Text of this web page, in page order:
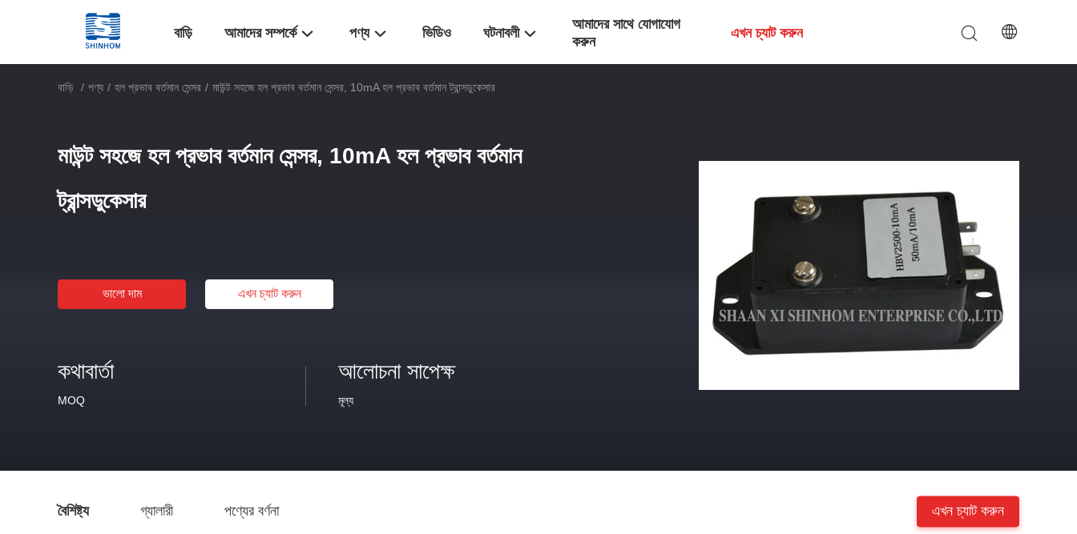
বাড়ি আমাদের সম্পর্কে পণ্য ভিডিও ঘটনাবলী
আমাদের সাথে যোগাযোগ
করুন
এখন চ্যাট করুন
বাড়ি / পণ্য / হল প্রভাব বর্তমান সেন্সর / মাউন্ট সহজে হল প্রভাব বর্তমান সেন্সর, 10mA হল প্রভাব বর্তমান ট্রান্সডুকেসার
মাউন্ট সহজে হল প্রভাব বর্তমান সেন্সর, 10mA হল প্রভাব বর্তমান
ট্রান্সডুকেসার
ভালো দাম এখন চ্যাট করুন
কথাবার্তা
MOQ
আলোচনা সাপেক্ষ
মূল্য
বৈশিষ্ট্য গ্যালারী পণ্যের বর্ণনা এখন চ্যাট করুন